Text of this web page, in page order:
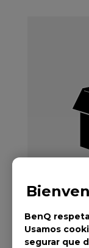
BenQ
Usamos
segurar que